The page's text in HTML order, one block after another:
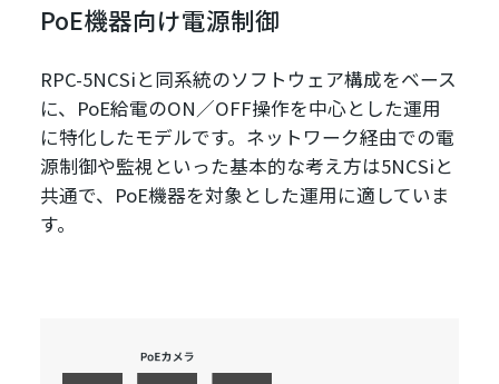
PoE機器向け電源制御
RPC-5NCSiと同系統のソフトウェア構成をベース
に、PoE給電のON／OFF操作を中心とした運用
に特化したモデルです。ネットワーク経由での電
源制御や監視といった基本的な考え方は5NCSiと
共通で、PoE機器を対象とした運用に適していま
す。